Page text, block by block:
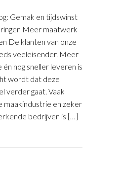
Gemak en tijdswinst
Meer maatwerk
De klanten van onze
veeleisender. Meer
nog sneller leveren is
wordt dat deze
verder gaat. Vaak
maakindustrie en zeker
bedrijven is […]